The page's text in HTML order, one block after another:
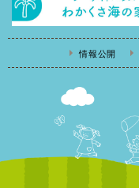
情報公開